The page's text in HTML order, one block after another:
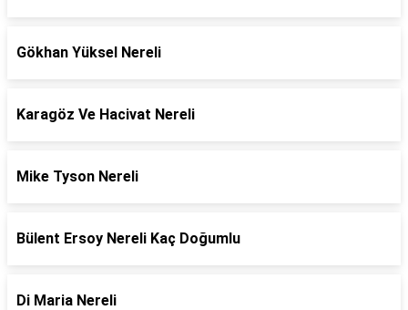
Gökhan Yüksel Nereli
Karagöz Ve Hacivat Nereli
Mike Tyson Nereli
Bülent Ersoy Nereli Kaç Doğumlu
Di Maria Nereli